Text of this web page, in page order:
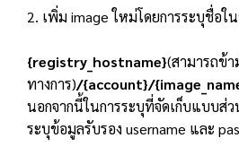
2. เพิ่ม image ใหม่โดยการระบุชื่อใ
{registry_hostname}(สามารถข้
ทางการ)/{account}/
นอกจากนี้ในการระบุที่จัดเก็บแบบส่
ระบุข้อมูลรับรอง username และ